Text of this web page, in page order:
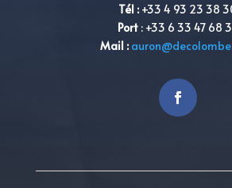
Tél : +33 4 93 23 38
Port:+33 6 33 47 68
Mail :